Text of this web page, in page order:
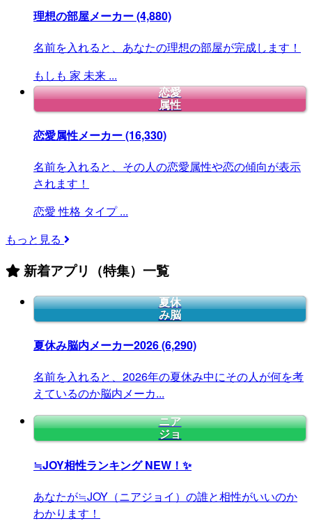
理想の部屋メーカー(4,880)
名前を入れると、あなたの理想の部屋が完成します！
もしも 家 未来 ...
恋愛
属性
恋愛属性メーカー(16,330)
名前を入れると、その人の恋愛属性や恋の傾向が表示
されます！
恋愛 性格 タイプ ...
もっと見る
新着アプリ（特集）一覧
夏休
み脳
夏休み脳内メーカー2026(6,290)
名前を入れると、2026年の夏休み中にその人が何を考
えているのか脳内メーカ...
ニア
ジョ
≒JOY相性ランキングNEW！✨
あなたが≒JOY（ニアジョイ）の誰と相性がいいのか
わかります！